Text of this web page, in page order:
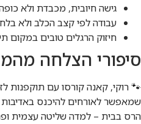
גישה חיובית, מכבדת ולא
עבודה לפי קצב הכלב ולא
חיזוק הרגלים טובים במקום
סיפורי הצלחה
🐾 רוקי, קאנה קורסו עם תוקפנות
שמאפשר לאורחים להיכנס באדיבות
הרס בבית – למדה שליטה עצמית